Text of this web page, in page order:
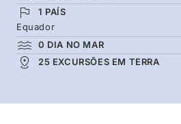
1 PAÍS
Equador
0 DIA NO MAR
25 EXCURSÕES EM TERRA